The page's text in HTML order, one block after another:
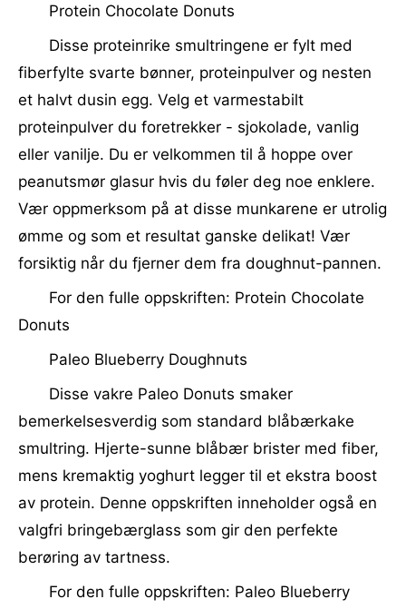
Protein Chocolate Donuts
Disse proteinrike smultringene er fylt med
fiberfylte svarte bønner, proteinpulver og nesten
et halvt dusin egg. Velg et varmestabilt
proteinpulver du foretrekker - sjokolade, vanlig
eller vanilje. Du er velkommen til å hoppe over
peanutsmør glasur hvis du føler deg noe enklere.
Vær oppmerksom på at disse munkarene er utrolig
ømme og som et resultat ganske delikat! Vær
forsiktig når du fjerner dem fra doughnut-pannen.
For den fulle oppskriften: Protein Chocolate
Donuts
Paleo Blueberry Doughnuts
Disse vakre Paleo Donuts smaker
bemerkelsesverdig som standard blåbærkake
smultring. Hjerte-sunne blåbær brister med fiber,
mens kremaktig yoghurt legger til et ekstra boost
av protein. Denne oppskriften inneholder også en
valgfri bringebærglass som gir den perfekte
berøring av tartness.
For den fulle oppskriften: Paleo Blueberry